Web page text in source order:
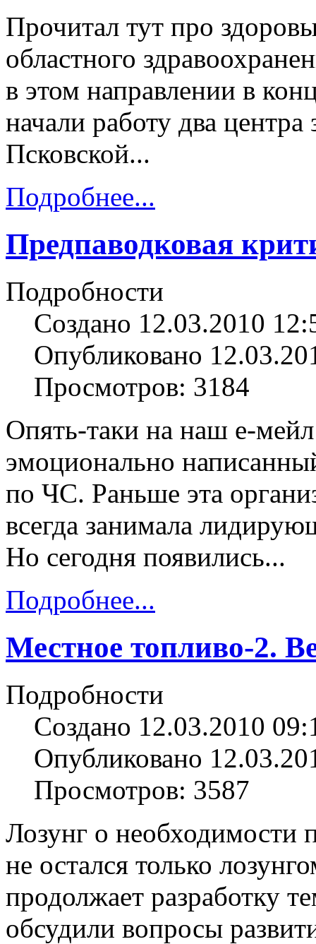
Прочитал тут про
областного
в этом направлении в
начали работу два
Псковской...
Подробнее...
Предпаводковая
Подробности
Создано 12.03.2010
Опубликовано
Просмотров: 3184
Опять-таки на наш е-
эмоционально
по ЧС. Раньше эта
всегда занимала
Но сегодня появились...
Подробнее...
Местное топливо-2.
Подробности
Создано 12.03.2010
Опубликовано
Просмотров: 3587
Лозунг о необходимости
не остался только
продолжает разработку
обсудили вопросы